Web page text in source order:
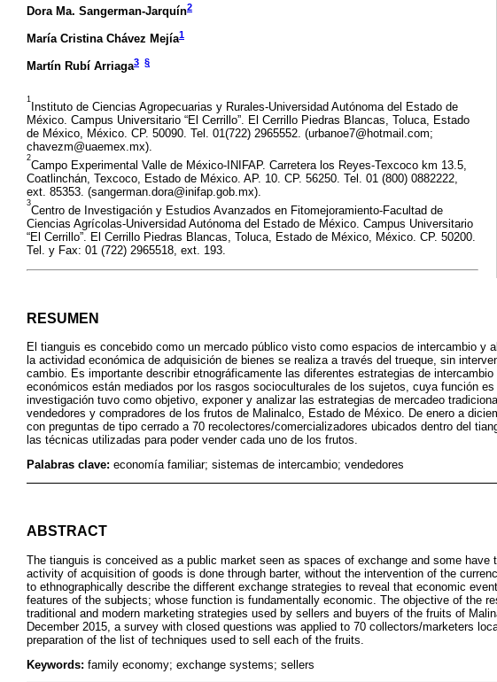
Dora Ma. Sangerman-Jarquín2
María Cristina Chávez Mejía1
Martín Rubí Arriaga3 §
1
Instituto de Ciencias Agropecuarias y Rurales-Universidad Autónoma del Estado de
México. Campus Universitario “El Cerrillo”. El Cerrillo Piedras Blancas, Toluca, Estado
de México, México. CP. 50090. Tel. 01(722) 2965552. (urbanoe7@hotmail.com;
chavezm@uaemex.mx).
2
Campo Experimental Valle de México-INIFAP. Carretera los Reyes-Texcoco km 13.5,
Coatlinchán, Texcoco, Estado de México. AP. 10. CP. 56250. Tel. 01 (800) 0882222,
ext. 85353. (sangerman.dora@inifap.gob.mx).
3
Centro de Investigación y Estudios Avanzados en Fitomejoramiento-Facultad de
Ciencias Agrícolas-Universidad Autónoma del Estado de México. Campus Universitario
“El Cerrillo”. El Cerrillo Piedras Blancas, Toluca, Estado de México, México. CP. 50200.
Tel. y Fax: 01 (722) 2965518, ext. 193.
RESUMEN
El tianguis es concebido como un mercado público visto como espacios de intercambio y
la actividad económica de adquisición de bienes se realiza a través del trueque, sin
cambio. Es importante describir etnográficamente las diferentes estrategias de
económicos están mediados por los rasgos socioculturales de los sujetos, cuya función
investigación tuvo como objetivo, exponer y analizar las estrategias de mercadeo
vendedores y compradores de los frutos de Malinalco, Estado de México. De enero a
con preguntas de tipo cerrado a 70 recolectores/comercializadores ubicados dentro del
las técnicas utilizadas para poder vender cada uno de los frutos.
Palabras clave: economía familiar; sistemas de intercambio; vendedores
ABSTRACT
The tianguis is conceived as a public market seen as spaces of exchange and some have
activity of acquisition of goods is done through barter, without the intervention of the
to ethnographically describe the different exchange strategies to reveal that economic
features of the subjects; whose function is fundamentally economic. The objective of the
traditional and modern marketing strategies used by sellers and buyers of the fruits of
December 2015, a survey with closed questions was applied to 70 collectors/marketers
preparation of the list of techniques used to sell each of the fruits.
Keywords: family economy; exchange systems; sellers